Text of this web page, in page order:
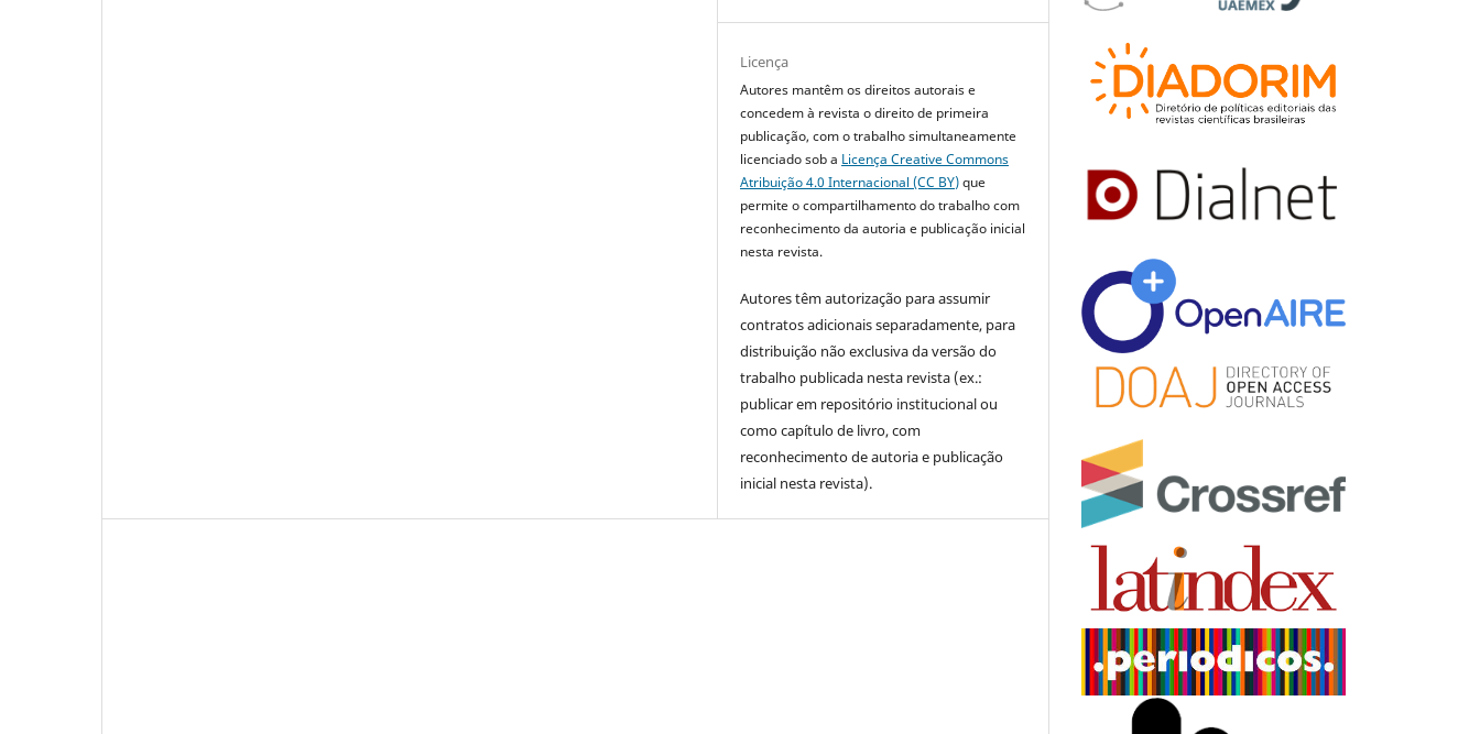
Licença
Autores mantêm os direitos autorais e
concedem à revista o direito de primeira
publicação, com o trabalho simultaneamente
licenciado sob a Licença Creative Commons
Atribuição 4.0 Internacional (CC BY)que
permite o compartilhamento do trabalho com
reconhecimento da autoria e publicação inicial
nesta revista.
Autores têm autorização para assumir
contratos adicionais separadamente, para
distribuição não exclusiva da versão do
trabalho publicada nesta revista (ex.:
publicar em repositório institucional ou
como capítulo de livro, com
reconhecimento de autoria e publicação
inicial nesta revista).